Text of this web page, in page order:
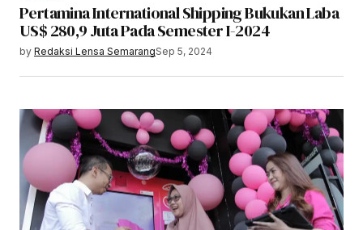
Pertamina International Shipping Bukukan Laba
US$ 280,9 Juta Pada Semester I-2024
by Redaksi Lensa SemarangSep 5, 2024